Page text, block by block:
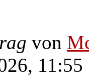
von
11:55